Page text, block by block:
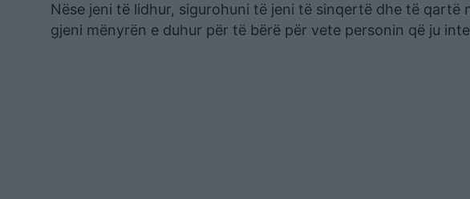
Nëse jeni të lidhur, sigurohuni të jeni të sinqertë dhe të qartë
gjeni mënyrën e duhur për të bërë për vete personin që ju